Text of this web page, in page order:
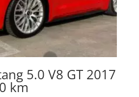
5.0 V8 GT 2017
km